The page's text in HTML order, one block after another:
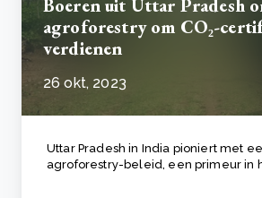
Boeren uit Uttar Pradesh
agroforestry om CO₂-
verdienen
26 okt, 2023
Uttar Pradesh in India pioniert met
agroforestry-beleid, een primeur in